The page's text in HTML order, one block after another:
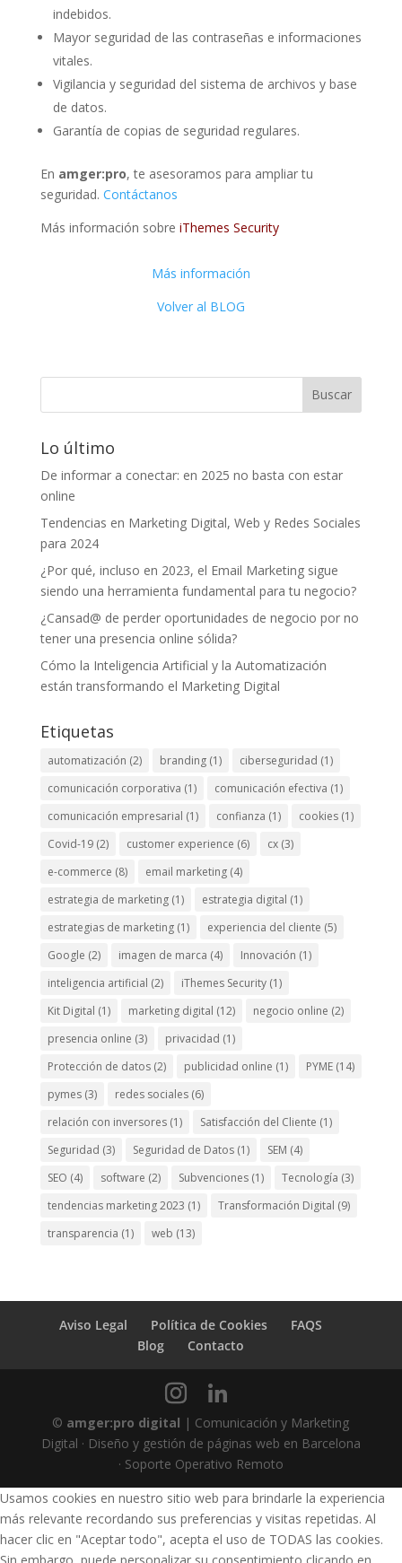
indebidos.
Mayor seguridad de las contraseñas e informaciones
vitales.
Vigilancia y seguridad del sistema de archivos y base
de datos.
Garantía de copias de seguridad regulares.
En amger:pro, te asesoramos para ampliar tu
seguridad. Contáctanos
Más información sobre iThemes Security
Más información
Volver al BLOG
Lo último
De informar a conectar: en 2025 no basta con estar
online
Tendencias en Marketing Digital, Web y Redes Sociales
para 2024
¿Por qué, incluso en 2023, el Email Marketing sigue
siendo una herramienta fundamental para tu negocio?
¿Cansad@ de perder oportunidades de negocio por no
tener una presencia online sólida?
Cómo la Inteligencia Artificial y la Automatización
están transformando el Marketing Digital
Etiquetas
automatización (2) branding(1) ciberseguridad (1)
comunicación corporativa (1) comunicación efectiva (1)
comunicación empresarial (1) confianza (1) cookies(1)
Covid-19(2) customer experience (6) cx(3)
e-commerce (8) email marketing(4)
estrategia de marketing(1) estrategia digital (1)
estrategias de marketing(1) experiencia del cliente (5)
Google (2) imagen de marca (4) Innovación (1)
inteligencia artificial (2) iThemes Security(1)
Kit Digital (1) marketing digital (12) negocio online (2)
presencia online (3) privacidad (1)
Protección de datos(2) publicidad online (1) PYME(14)
pymes(3) redes sociales(6)
relación con inversores(1) Satisfacción del Cliente (1)
Seguridad (3) Seguridad de Datos(1) SEM (4)
SEO (4) software (2) Subvenciones(1) Tecnología (3)
tendencias marketing 2023 (1) Transformación Digital (9)
transparencia (1) web (13)
Aviso Legal Política de Cookies
FAQS
Blog
Contacto
© amger:pro digital | Comunicación y Marketing
Digital · Diseño y gestión de páginas web en Barcelona
· Soporte Operativo Remoto
Usamos cookies en nuestro sitio web para brindarle la experiencia
más relevante recordando sus preferencias y visitas repetidas. Al
hacer clic en "Aceptar todo", acepta el uso de TODAS las cookies.
Sin embargo, puede personalizar su consentimiento clicando en